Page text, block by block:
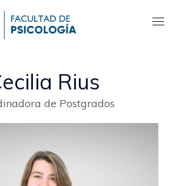
Rius
de Postgrados